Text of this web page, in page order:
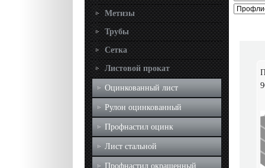
Метизы
Трубы
Сетка
Листовой прокат
Оцинкованный лист
Рулон оцинкованный
Профнастил оцинк
Лист стальной
Профнастил окрашенный